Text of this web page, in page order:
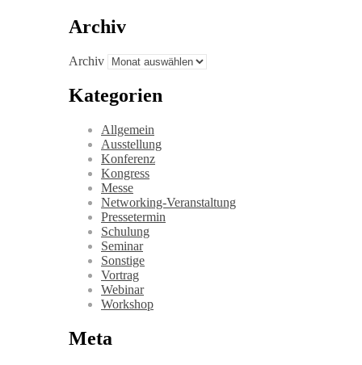
Archiv
Archiv
Kategorien
Allgemein
Ausstellung
Konferenz
Kongress
Messe
Networking-Veranstaltung
Pressetermin
Schulung
Seminar
Sonstige
Vortrag
Webinar
Workshop
Meta